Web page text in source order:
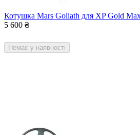
Котушка Mars Goliath для XP Gold
5 600 ₴
Немає у наявності